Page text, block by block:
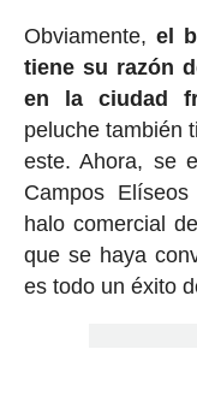
Obviamente, el
tiene su razón
en la ciudad
peluche también
este. Ahora, se
Campos
halo comercial
que se haya
es todo un éxito